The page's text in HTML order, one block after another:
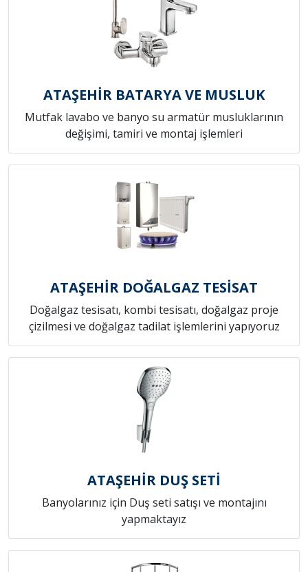
ATAŞEHİR BATARYA VE MUSLUK
Mutfak lavabo ve banyo su armatür musluklarının
değişimi, tamiri ve montaj işlemleri
ATAŞEHİR DOĞALGAZ TESİSAT
Doğalgaz tesisatı, kombi tesisatı, doğalgaz proje
çizilmesi ve doğalgaz tadilat işlemlerini yapıyoruz
ATAŞEHİR DUŞ SETİ
Banyolarınız için Duş seti satışı ve montajını
yapmaktayız